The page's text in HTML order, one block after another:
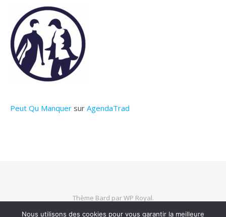
Peut Qu Manquer sur AgendaTrad
Thème Bard parWP Royal.
Nous utilisons des cookies pour vous garantir la meilleure